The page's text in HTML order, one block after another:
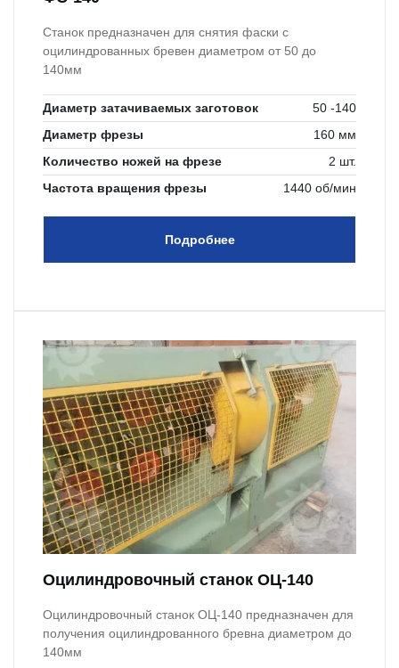
Станок предназначен для снятия фаски с
оцилиндрованных бревен диаметром от 50 до
140мм
Диаметр затачиваемых заготовок
50 -140
Диаметр фрезы
160 мм
Количество ножей на фрезе
2 шт.
Частота вращения фрезы
1440 об/мин
Подробнее
Оцилиндровочный станок ОЦ-140
Оцилиндровочный станок ОЦ-140 предназначен для
получения оцилиндрованного бревна диаметром до
140мм